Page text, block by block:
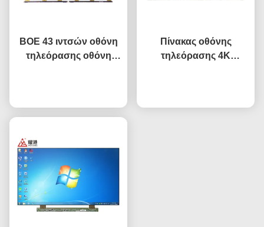
BOE 43 ιντσών οθόνη
τηλεόρασης οθόνη
Πίνακας οθόνης
τηλεόρασης 4K